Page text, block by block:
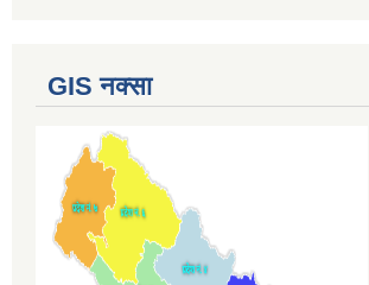
GIS नक्सा